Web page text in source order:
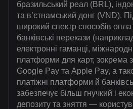
бразильський реал (BRL),
та в’єтнамський донг (VND).
широкий спектр способів
банківські перекази
електронні гаманці,
платформи для карт, зокрема
Google Pay та Apple Pay, а
платіжні платформи й
забезпечує більш гнучкий і
депозиту та зняття —